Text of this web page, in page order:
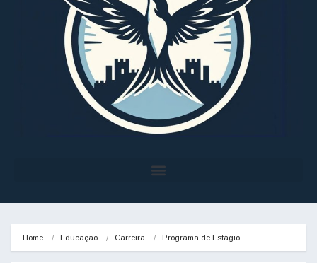
Home Educação Carreira Programa de Estágio…